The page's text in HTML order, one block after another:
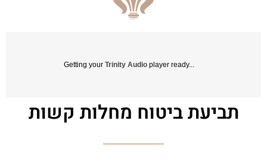
Getting your Trinity Audio player ready...
תביעת ביטוח מחלות קשות